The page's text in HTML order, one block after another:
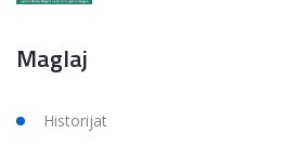
Maglaj
Historijat